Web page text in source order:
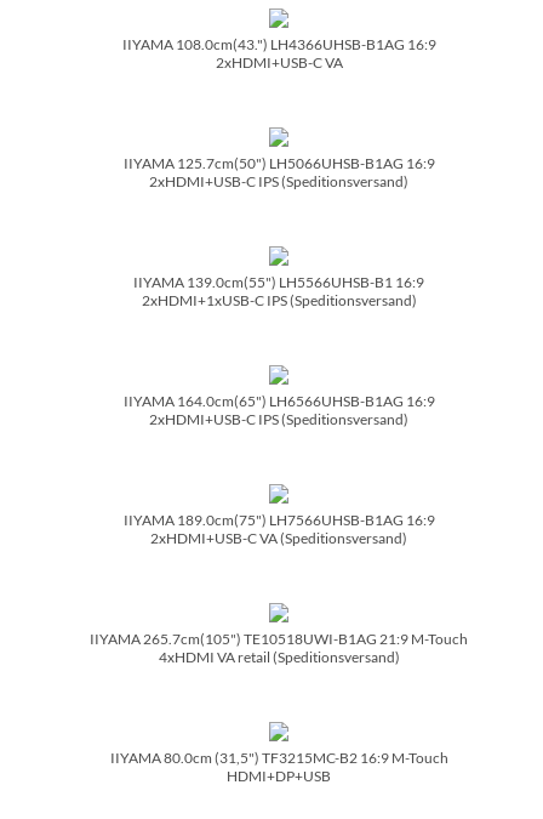
IIYAMA 108.0cm(43.") LH4366UHSB-B1AG 16:9
2xHDMI+USB-C VA
IIYAMA 125.7cm(50") LH5066UHSB-B1AG 16:9
2xHDMI+USB-C IPS (Speditionsversand)
IIYAMA 139.0cm(55") LH5566UHSB-B1 16:9
2xHDMI+1xUSB-C IPS (Speditionsversand)
IIYAMA 164.0cm(65") LH6566UHSB-B1AG 16:9
2xHDMI+USB-C IPS (Speditionsversand)
IIYAMA 189.0cm(75") LH7566UHSB-B1AG 16:9
2xHDMI+USB-C VA (Speditionsversand)
IIYAMA 265.7cm(105") TE10518UWI-B1AG 21:9 M-Touch
4xHDMI VA retail (Speditionsversand)
IIYAMA 80.0cm (31,5") TF3215MC-B2 16:9 M-Touch
HDMI+DP+USB